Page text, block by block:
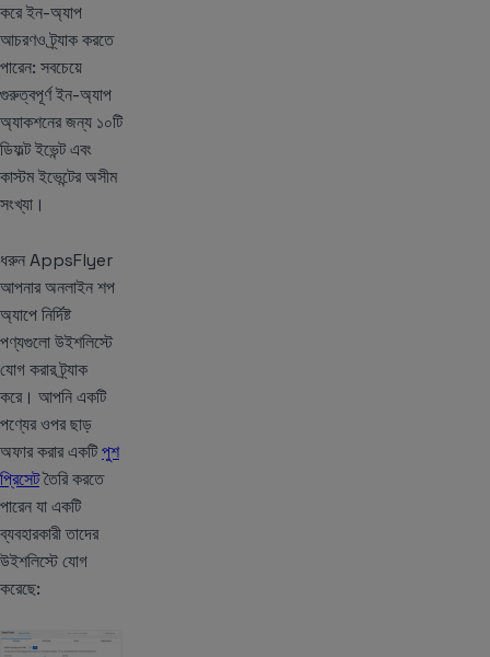
করে ইন-অ্যাপ
আচরণও ট্র্যাক করতে
পারেন: সবচেয়ে
গুরুত্বপূর্ণ ইন-অ্যাপ
অ্যাকশনের জন্য ১০টি
ডিফল্ট ইভেন্ট এবং
কাস্টম ইভেন্টের অসীম
সংখ্যা।
ধরুন AppsFlyer
আপনার অনলাইন শপ
অ্যাপে নির্দিষ্ট
পণ্যগুলো উইশলিস্টে
যোগ করার ট্র্যাক
করে। আপনি একটি
পণ্যের ওপর ছাড়
অফার করার একটিপুশ
প্রিসেটতৈরি করতে
পারেন যা একটি
ব্যবহারকারী তাদের
উইশলিস্টে যোগ
করেছে: